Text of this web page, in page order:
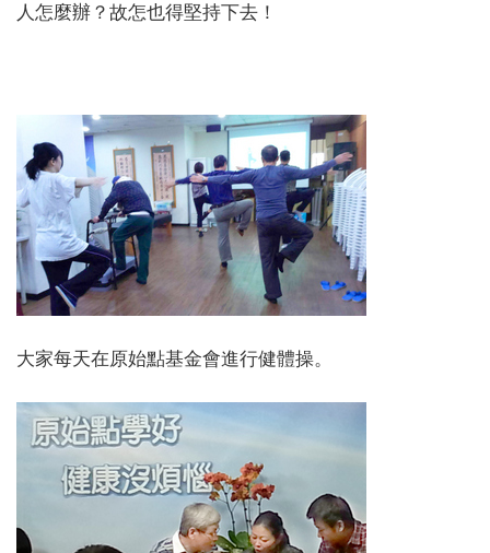
人怎麼辦？故怎也得堅持下去！
大家每天在原始點基金會進行健體操。